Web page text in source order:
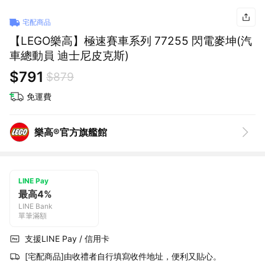
宅配商品
【LEGO樂高】極速賽車系列 77255 閃電麥坤(汽
車總動員 迪士尼皮克斯)
$791 $879
免運費
樂高®官方旗艦館
LINE Pay
最高4%
LINE Bank
單筆滿額
支援LINE Pay / 信用卡
[宅配商品]由收禮者自行填寫收件地址，便利又貼心。